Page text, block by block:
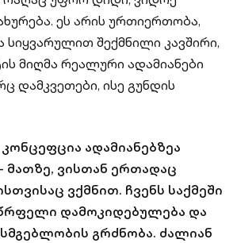
ეს არის ურთიერთობა,
სიყვარულით შექმნილი კავშირი,
მიღმა რეალური ადამიანები
დამკვეთები, ისე გუნდის
ადამიანებზეა
მათზე, ვისთან ერთადაც
ვქმნით. ჩვენს საქმეში
დამოკიდებულება და
გრძნობა. ძალიან